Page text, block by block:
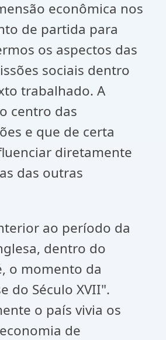
econômica nos
de partida para
os aspectos das
sociais dentro
trabalhado. A
centro das
e que de certa
diretamente
das outras
ao período da
dentro do
o momento da
do Século XVII".
o país vivia os
de